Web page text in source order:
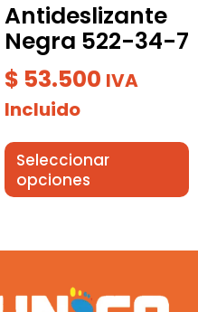
Antideslizante
Negra 522-34-7
$ 53.500 IVA
Incluido
Seleccionar
opciones
página
de
producto